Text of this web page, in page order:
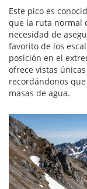
Este pico es
que la ruta normal
necesidad de
favorito de los
posición en el
ofrece vistas
recordándonos
masas de agua.